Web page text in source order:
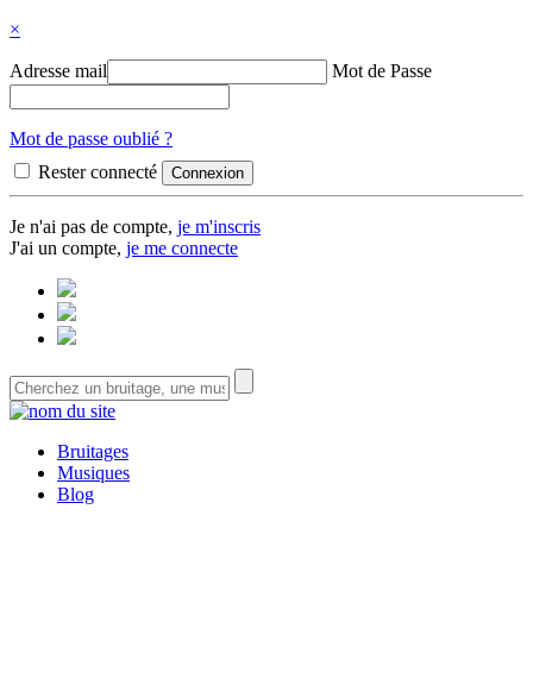
×
Adresse mail Mot de Passe
Mot de passe oublié ?
Rester connecté
Je n'ai pas de compte, je m'inscris
J'ai un compte, je me connecte
Bruitages
Musiques
Blog